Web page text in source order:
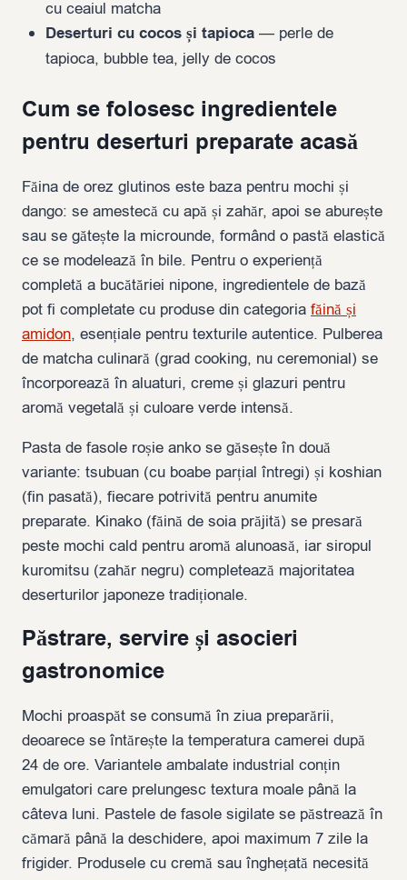
cu ceaiul matcha
Deserturi cu cocos și tapioca— perle de
tapioca, bubble tea, jelly de cocos
Cum se folosesc ingredientele
pentru deserturi preparate acasă
Făina de orez glutinos este baza pentru mochi și
dango: se amestecă cu apă și zahăr, apoi se aburește
sau se gătește la microunde, formând o pastă elastică
ce se modelează în bile. Pentru o experiență
completă a bucătăriei nipone, ingredientele de bază
pot fi completate cu produse din categoria făină și
amidon, esențiale pentru texturile autentice. Pulberea
de matcha culinară (grad cooking, nu ceremonial) se
încorporează în aluaturi, creme și glazuri pentru
aromă vegetală și culoare verde intensă.
Pasta de fasole roșie anko se găsește în două
variante: tsubuan (cu boabe parțial întregi) și koshian
(fin pasată), fiecare potrivită pentru anumite
preparate. Kinako (făină de soia prăjită) se presară
peste mochi cald pentru aromă alunoasă, iar siropul
kuromitsu (zahăr negru) completează majoritatea
deserturilor japoneze tradiționale.
Păstrare, servire și asocieri
gastronomice
Mochi proaspăt se consumă în ziua preparării,
deoarece se întărește la temperatura camerei după
24 de ore. Variantele ambalate industrial conțin
emulgatori care prelungesc textura moale până la
câteva luni. Pastele de fasole sigilate se păstrează în
cămară până la deschidere, apoi maximum 7 zile la
frigider. Produsele cu cremă sau înghețată necesită